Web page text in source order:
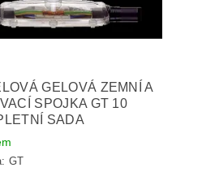
GELOVÁ ZEMNÍ A
SPOJKA GT 10
SADA
GT